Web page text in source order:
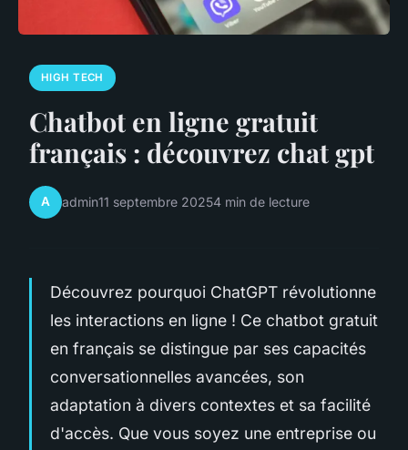
HIGH TECH
Chatbot en ligne gratuit
français : découvrez chat gpt
A admin11 septembre 20254 min de lecture
Découvrez pourquoi ChatGPT révolutionne
les interactions en ligne ! Ce chatbot gratuit
en français se distingue par ses capacités
conversationnelles avancées, son
adaptation à divers contextes et sa facilité
d'accès. Que vous soyez une entreprise ou